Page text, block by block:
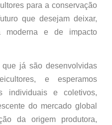
para a conservação
que desejam deixar,
moderna e de impacto
que já são desenvolvidas
e esperamos
individuais e coletivos,
do mercado global
da origem produtora,